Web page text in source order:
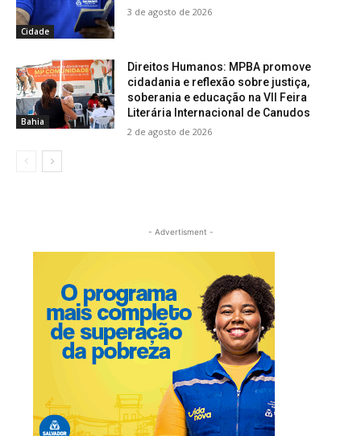
Cidade
3 de agosto de 2026
Bahia
Direitos Humanos: MPBA promove
cidadania e reflexão sobre justiça,
soberania e educação na VII Feira
Literária Internacional de Canudos
2 de agosto de 2026
- Advertisment -